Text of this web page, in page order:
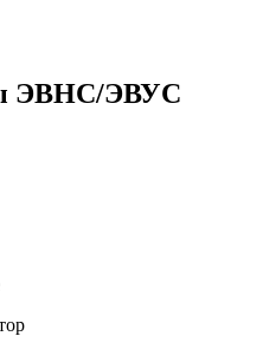
ЭВНС/ЭВУС